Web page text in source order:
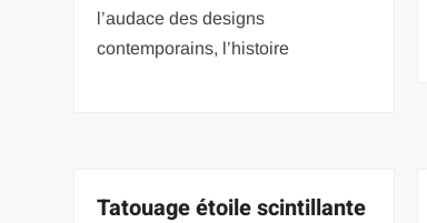
l’audace des designs
contemporains, l’histoire
Tatouage étoile scintillante